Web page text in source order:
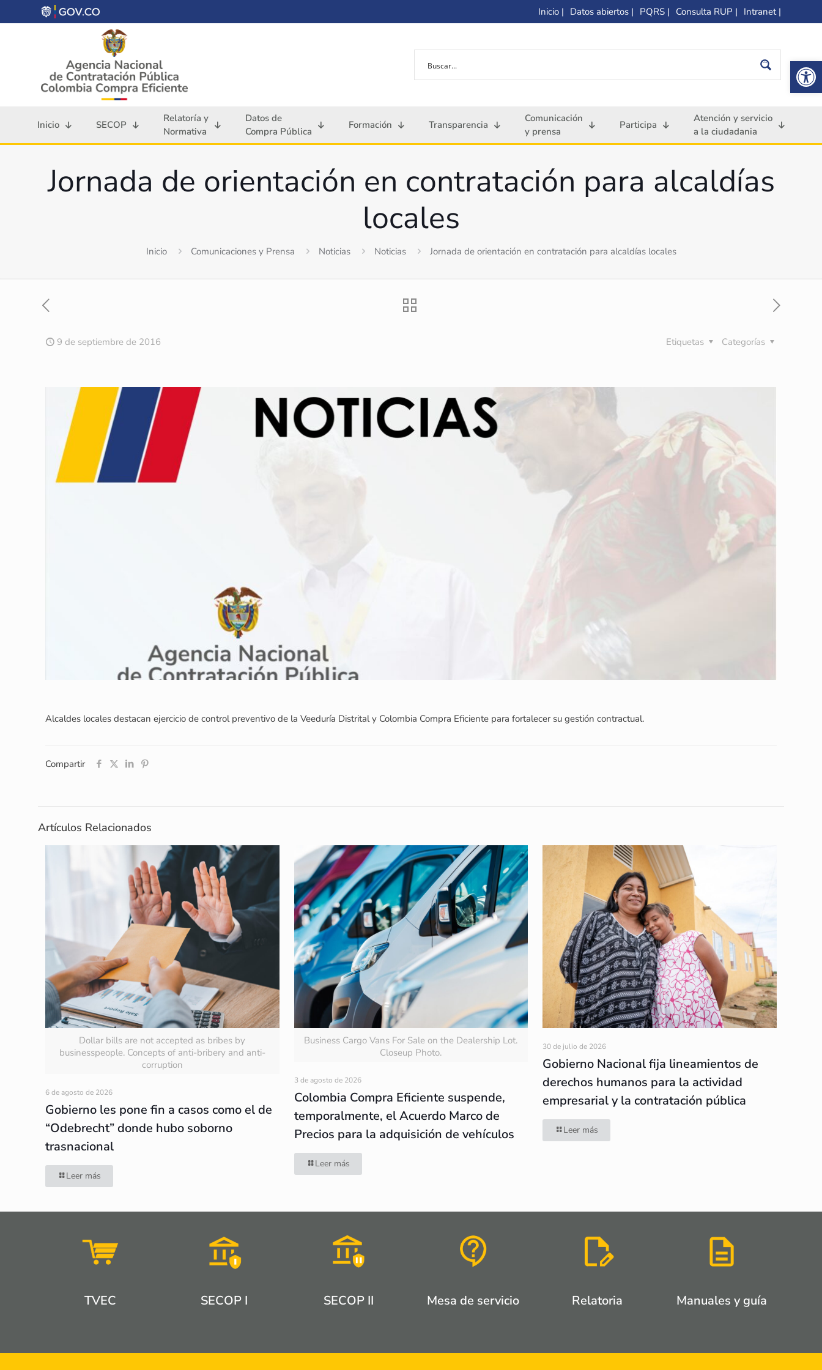
Inicio | Datos abiertos | PQRS | Consulta RUP | Intranet |
Inicio SECOP
Relatoría y
Normativa
Datos de
Compra Pública
Formación Transparencia
Comunicación
y prensa
Participa
Atención y servicio
a la ciudadania
Jornada de orientación en contratación para alcaldías
locales
Inicio Comunicaciones y Prensa Noticias Noticias Jornada de orientación en contratación para alcaldías locales
9 de septiembre de 2016 Categorías
Etiquetas
Alcaldes locales destacan ejercicio de control preventivo de la Veeduría Distrital y Colombia Compra Eficiente para fortalecer su gestión contractual.
Compartir
Artículos Relacionados
Dollar bills are not accepted as bribes by
businesspeople. Concepts of anti-bribery and anti-
corruption
6 de agosto de 2026
Gobierno les pone fin a casos como el de
“Odebrecht” donde hubo soborno
trasnacional
Leer más
Business Cargo Vans For Sale on the Dealership Lot.
Closeup Photo.
3 de agosto de 2026
Colombia Compra Eficiente suspende,
temporalmente, el Acuerdo Marco de
Precios para la adquisición de vehículos
Leer más
30 de julio de 2026
Gobierno Nacional fija lineamientos de
derechos humanos para la actividad
empresarial y la contratación pública
Leer más
TVEC SECOP I SECOP II Mesa de servicio Relatoria Manuales y guía